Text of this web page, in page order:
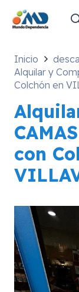
Inicio
Alquilar y
Colchón en
con